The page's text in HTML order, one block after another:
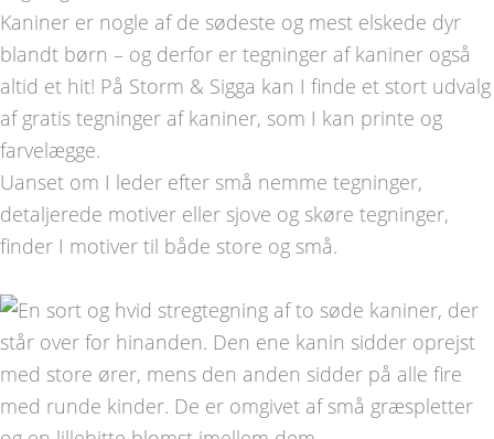
Kaniner er nogle af de sødeste og mest elskede dyr
blandt børn – og derfor er tegninger af kaniner også
altid et hit! På Storm & Sigga kan I finde et stort udvalg
af gratis tegninger af kaniner, som I kan printe og
farvelægge.
Uanset om I leder efter små nemme tegninger,
detaljerede motiver eller sjove og skøre tegninger,
finder I motiver til både store og små.